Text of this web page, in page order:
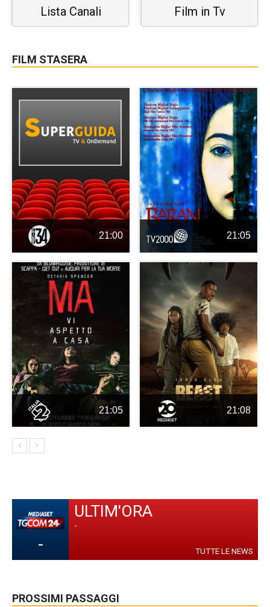
Lista Canali Film in Tv
FILM STASERA
21:00 21:05
21:05 21:08
-
ULTIM'ORA
-
TUTTE LE NEWS
PROSSIMI PASSAGGI